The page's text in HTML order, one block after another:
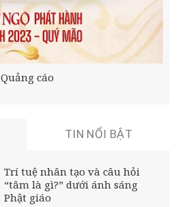
Quảng cáo
TIN NỔI BẬT
Trí tuệ nhân tạo và câu hỏi
“tâm là gì?” dưới ánh sáng
Phật giáo